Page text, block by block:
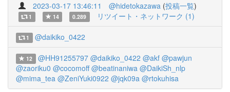
2023-03-17 13:46:11 @hidetokazawa (投稿一覧)
1 14 0.289 リツイート・ネットワーク (1)
1 @daikiko_0422
12 @HH91255797 @daikiko_0422 @akf @pawjun
@zaoriku0 @cocomoff @beatinaniwa @DaikiSh_nlp
@mima_tea @ZeniYuki0922 @jqk09a @rtokuhisa